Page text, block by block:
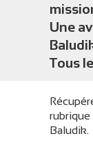
Une
Tous
rubrique
Baludik.